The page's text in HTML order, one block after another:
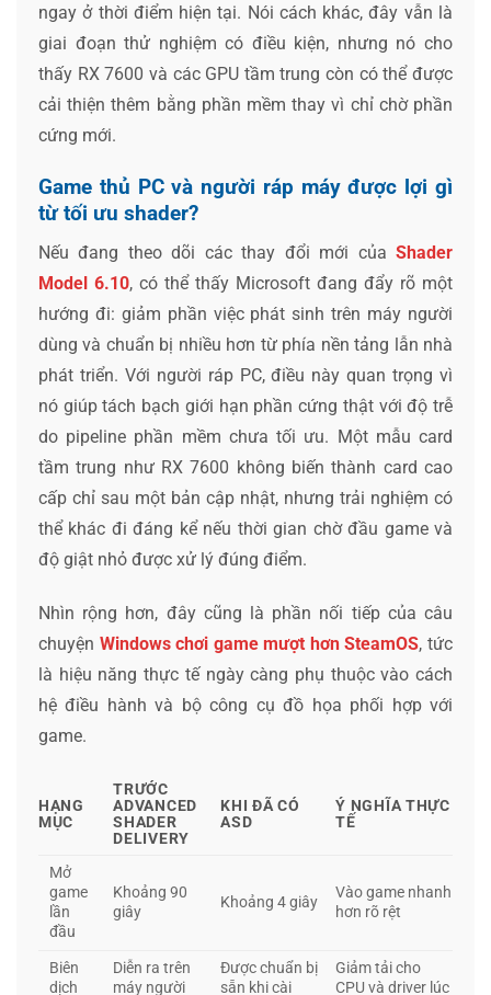
ngay ở thời điểm hiện tại. Nói cách khác, đây vẫn là
giai đoạn thử nghiệm có điều kiện, nhưng nó cho
thấy RX 7600 và các GPU tầm trung còn có thể được
cải thiện thêm bằng phần mềm thay vì chỉ chờ phần
cứng mới.
Game thủ PC và người ráp máy được lợi gì
từ tối ưu shader?
Nếu đang theo dõi các thay đổi mới của Shader
Model 6.10, có thể thấy Microsoft đang đẩy rõ một
hướng đi: giảm phần việc phát sinh trên máy người
dùng và chuẩn bị nhiều hơn từ phía nền tảng lẫn nhà
phát triển. Với người ráp PC, điều này quan trọng vì
nó giúp tách bạch giới hạn phần cứng thật với độ trễ
do pipeline phần mềm chưa tối ưu. Một mẫu card
tầm trung như RX 7600 không biến thành card cao
cấp chỉ sau một bản cập nhật, nhưng trải nghiệm có
thể khác đi đáng kể nếu thời gian chờ đầu game và
độ giật nhỏ được xử lý đúng điểm.
Nhìn rộng hơn, đây cũng là phần nối tiếp của câu
chuyện Windows chơi game mượt hơn SteamOS, tức
là hiệu năng thực tế ngày càng phụ thuộc vào cách
hệ điều hành và bộ công cụ đồ họa phối hợp với
game.
HẠNG
MỤC
TRƯỚC
ADVANCED
SHADER
DELIVERY
KHI ĐÃ CÓ
ASD
Ý NGHĨA THỰC
TẾ
Mở
game
lần
đầu
Khoảng 90
giây
Khoảng 4 giây
Vào game nhanh
hơn rõ rệt
Biên
dịch
Diễn ra trên
máy người
Được chuẩn bị
sẵn khi cài
Giảm tải cho
CPU và driver lúc